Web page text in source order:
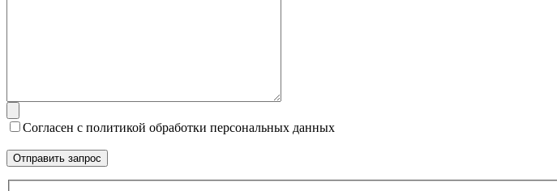
Согласен с политикой обработки персональных данных